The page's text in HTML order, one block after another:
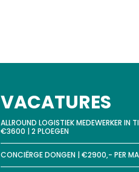
VACATURES
ALLROUND LOGISTIEK MEDEWERKER
€3600 | 2 PLOEGEN
CONCIËRGE DONGEN | €2900,- PER